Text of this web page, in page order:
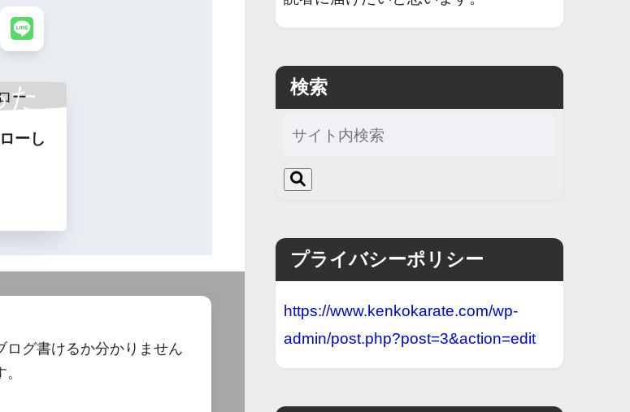
ーし
ログ書けるか分かりません
検索
プライバシーポリシー
https://www.kenkokarate.com/wp-
admin/post.php?post=3&action=edit